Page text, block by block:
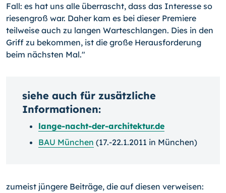
Fall: es hat uns alle überrascht, dass das Interesse so
riesengroß war. Daher kam es bei dieser Premiere
teilweise auch zu langen Warteschlangen. Dies in den
Griff zu bekommen, ist die große Herausforderung
beim nächsten Mal."
siehe auch für zusätzliche
Informationen:
lange-nacht-der-architektur.de
BAU München (17.-22.1.2011 in München)
zumeist jüngere Beiträge, die auf diesen verweisen: